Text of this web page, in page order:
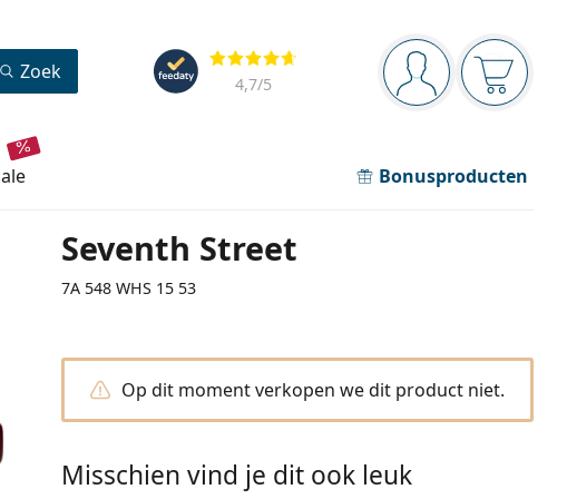
Navigatie
Je bent ingelogd
Jouw
Beoordelingen
4,7/5
Zoek
sale Bonusproducten
Seventh Street
7A 548 WHS 15 53
Op dit moment verkopen we dit product niet.
Misschien vind je dit ook leuk